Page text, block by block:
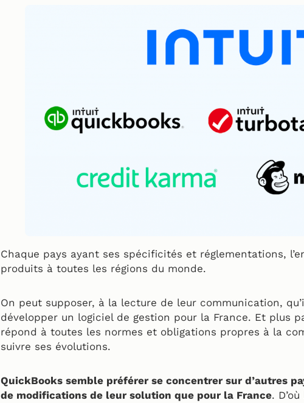
Chaque pays ayant ses spécificités et réglementations,
produits à toutes les régions du monde.
On peut supposer, à la lecture de leur communication,
développer un logiciel de gestion pour la France. Et plus
répond à toutes les normes et obligations propres à la
suivre ses évolutions.
QuickBooks semble préférer se concentrer sur d’autres
de modifications de leur solution que pour la France.